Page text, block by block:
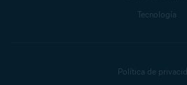
Tecnología
Política de